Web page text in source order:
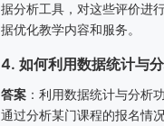
据分析工具，对这些评价进
据优化教学内容和服务。
4. 如何利用数据统计与
答案 ：利用数据统计与分析
通过分析某门课程的报名情